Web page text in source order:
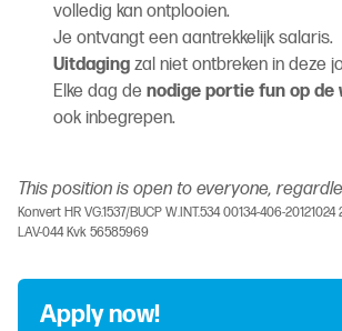
volledig kan ontplooien.
Je ontvangt een aantrekkelijk salaris.
Uitdaging zal niet ontbreken in deze
Elke dag de nodige portie fun op de
ook inbegrepen.
This position is open to everyone,
Konvert HR VG.1537/BUCP W.INT.534 00134-406-20121024
LAV-044 Kvk 56585969
Apply now!